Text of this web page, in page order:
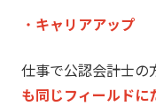
・ キャリアアップ
仕事で公認会計士の
も同じフィールドに